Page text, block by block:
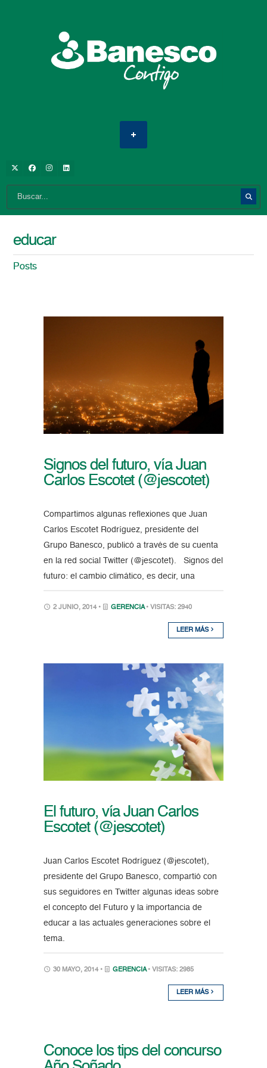
educar
Posts
Signos del futuro, vía Juan
Carlos Escotet (@jescotet)
Compartimos algunas reflexiones que Juan
Carlos Escotet Rodríguez, presidente del
Grupo Banesco, publicó a través de su cuenta
en la red social Twitter (@jescotet). Signos del
futuro: el cambio climático, es decir, una
2 JUNIO, 2014 • GERENCIA • VISITAS: 2940
LEER MÁS
El futuro, vía Juan Carlos
Escotet (@jescotet)
Juan Carlos Escotet Rodríguez (@jescotet),
presidente del Grupo Banesco, compartió con
sus seguidores en Twitter algunas ideas sobre
el concepto del Futuro y la importancia de
educar a las actuales generaciones sobre el
tema.
30 MAYO, 2014 • GERENCIA • VISITAS: 2985
LEER MÁS
Conoce los tips del concurso